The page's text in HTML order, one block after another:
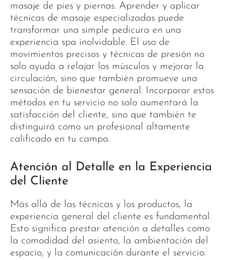
masaje de pies y piernas. Aprender y aplicar
técnicas de masaje especializadas puede
transformar una simple pedicura en una
experiencia spa inolvidable. El uso de
movimientos precisos y técnicas de presión no
solo ayuda a relajar los músculos y mejorar la
circulación, sino que también promueve una
sensación de bienestar general. Incorporar estos
métodos en tu servicio no solo aumentará la
satisfacción del cliente, sino que también te
distinguirá como un profesional altamente
calificado en tu campo.
Atención al Detalle en la Experiencia
del Cliente
Más allá de las técnicas y los productos, la
experiencia general del cliente es fundamental.
Esto significa prestar atención a detalles como
la comodidad del asiento, la ambientación del
espacio, y la comunicación durante el servicio.